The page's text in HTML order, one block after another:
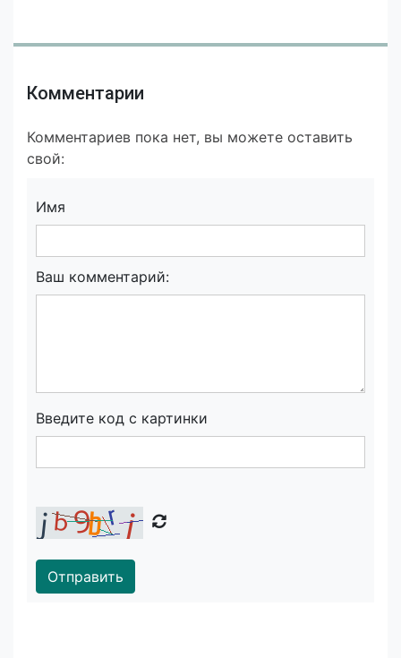
Комментарии
Комментариев пока нет, вы можете оставить
свой:
Имя
Ваш комментарий:
Введите код с картинки
Отправить